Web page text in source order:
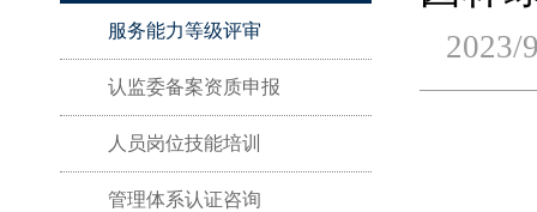
服务能力等级评审
认监委备案资质申报
人员岗位技能培训
管理体系认证咨询
2023/